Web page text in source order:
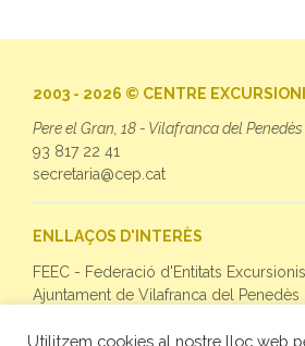
2003 - 2026 © CENTRE
Pere el Gran, 18 - Vilafranca del Penedès
93 817 22 41
secretaria@cep.cat
ENLLAÇOS D'INTERÈS
FEEC - Federació d'Entitats
Ajuntament de Vilafranca del Penedès
Utilitzem cookies al nostre lloc web